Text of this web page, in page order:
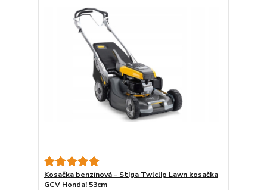
Kosačka benzínová - Stiga Twlclip Lawn kosačka
GCV Honda! 53cm